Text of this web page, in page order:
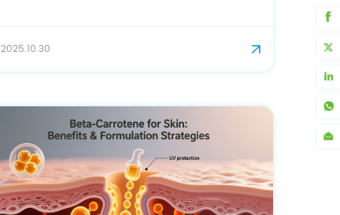
2025.10.30